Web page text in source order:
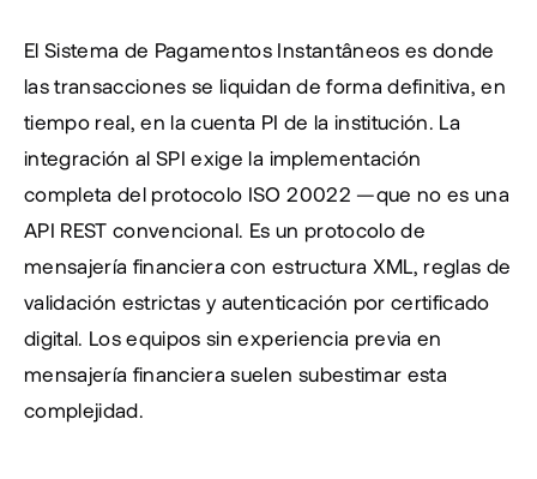
El Sistema de Pagamentos Instantâneos es donde
las transacciones se liquidan de forma definitiva, en
tiempo real, en la cuenta PI de la institución. La
integración al SPI exige la implementación
completa del protocolo ISO 20022 —que no es una
API REST convencional. Es un protocolo de
mensajería financiera con estructura XML, reglas de
validación estrictas y autenticación por certificado
digital. Los equipos sin experiencia previa en
mensajería financiera suelen subestimar esta
complejidad.